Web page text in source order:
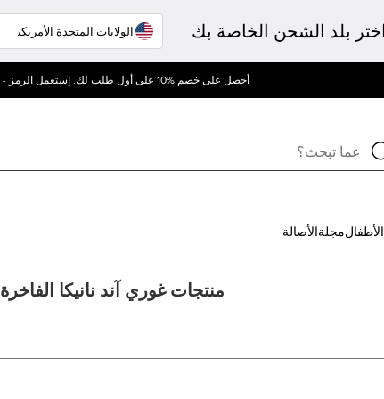
اختر بلد الشحن الخاصة بك
أحصل على خصم %10 على أول طلب لك. إستعمل الرمز - WELCOME10
الأطفالمجلة الأصالة
منتجات غوري آند نانيكا الفاخرة